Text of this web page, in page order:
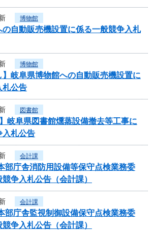
博物館
自動販売機設置に係る一般競争入札
博物館
】岐阜県博物館への自動販売機設置に
札公告
図書館
岐阜県図書館燻蒸設備撤去等工事に
入札公告
会計課
部庁舎消防用設備等保守点検業務委
争入札公告（会計課）
会計課
部庁舎監視制御設備保守点検業務委
争入札公告（会計課）